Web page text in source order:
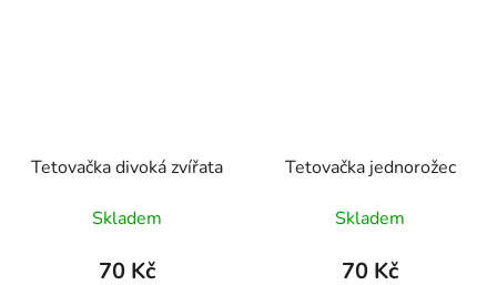
Tetovačka divoká zvířata
Skladem
70 Kč
Tetovačka jednorožec
Skladem
70 Kč